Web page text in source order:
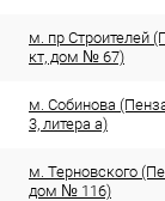
м. пр Строителей
кт, дом № 67)
м. Собинова
3, литера а)
м. Терновского
дом № 116)